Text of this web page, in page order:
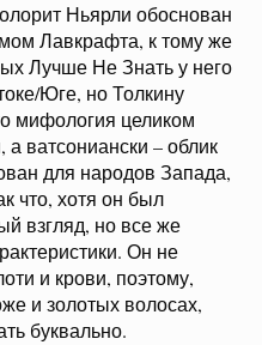
Ньярли обоснован
Лавкрафта, к тому же
Лучше Не Знать у него
Юге, но Толкину
мифология целиком
ватсониански – облик
для народов Запада,
что, хотя он был
взгляд, но все же
Он не
и крови, поэтому,
и золотых волосах,
буквально.